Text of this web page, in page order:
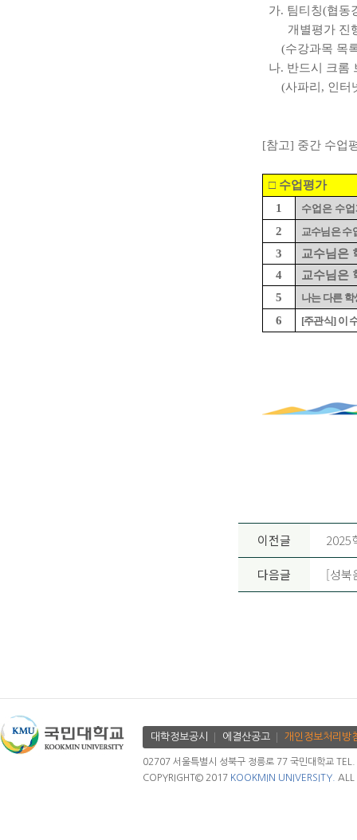
가. 팀티칭(협동
개별평가 진행
(수강과목 목
나. 반드시 크롬
(사파리 , 인터
[참고] 중간 수업
□ 수업평가
1
수업은 수
2 교수님은 수
3
교수님은
4
교수님은
5
나는 다른
6 [주관식] 이
이전글 2025
다음글 [성북
대학정보공시 에결산공고 개인정보처리방
02707 서울특별시 성북구 정릉로 77 국민대학교
COPYRIGHT© 2017 KOOKMIN UNIVERSITY. ALL